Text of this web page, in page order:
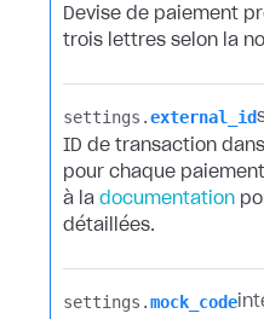
Devise de paiement
trois lettres selon la
settings.​external_id
ID de transaction
pour chaque
à la documentation
détaillées.
settings.​mock_code